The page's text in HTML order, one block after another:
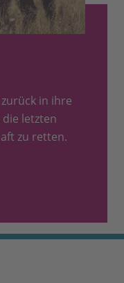
in ihre
letzten
zu retten.